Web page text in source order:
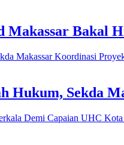
Makassar Bakal
Hukum, Sekda